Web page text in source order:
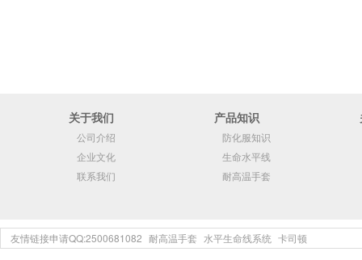
关于我们
公司介绍
企业文化
联系我们
产品知识
防化服知识
生命水平线
耐高温手套
友情链接申请QQ:2500681082 耐高温手套 水平生命线系统 卡司顿